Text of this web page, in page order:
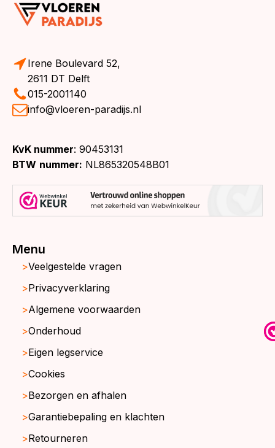
Irene Boulevard 52,
2611 DT Delft
015-2001140
info@vloeren-paradijs.nl
KvK nummer: 90453131
BTW nummer: NL865320548B01
Menu
Veelgestelde vragen
Privacyverklaring
Algemene voorwaarden
Onderhoud
Eigen legservice
Cookies
Bezorgen en afhalen
Garantiebepaling en klachten
Retourneren